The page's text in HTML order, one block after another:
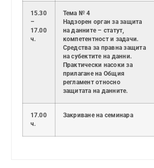
15.30
–
17.00
ч.
Тема № 4
Надзорен орган за защита
на данните – статут,
компетентност и задачи.
Средства за правна защита
на субектите на данни.
Практически насоки за
прилагане на Общия
регламент относно
защитата на данните.
17.00
ч.
Закриване на семинара